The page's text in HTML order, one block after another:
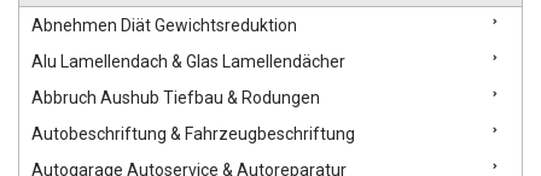
Gartenpflege und saisonale Außenarbeiten Stärken & Werte:
Das Unternehmen legt großen Wert auf: Kundennähe:
Persönlicher Kontakt und individuelle Beratung Qualität:
Anpassung an Kundenwünsche und Zeitpläne Nachhaltigkeit:
Umweltfreundliche Reinigungsmittel und
Abnehmen Diät Gewichtsreduktion
Alu Lamellendach & Glas Lamellendächer
Abbruch Aushub Tiefbau & Rodungen
Autobeschriftung & Fahrzeugbeschriftung
Autogarage Autoservice & Autoreparatur